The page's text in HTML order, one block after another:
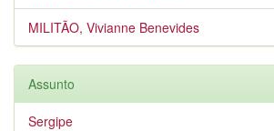
MILITÃO, Vivianne Benevides
Assunto
Sergipe